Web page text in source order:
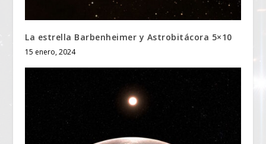
La estrella Barbenheimer y Astrobitácora 5×10
15 enero, 2024